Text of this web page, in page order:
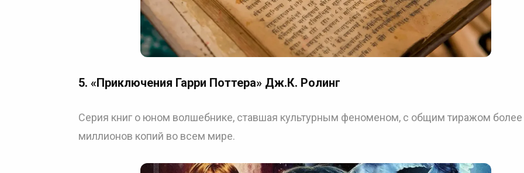
5. «Приключения Гарри Поттера» Дж.К. Ролинг
Серия книг о юном волшебнике, ставшая культурным феноменом, с общим тиражом более
миллионов копий во всем мире.